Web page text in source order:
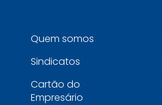
Quem somos
Sindicatos
Cartão do
Empresário